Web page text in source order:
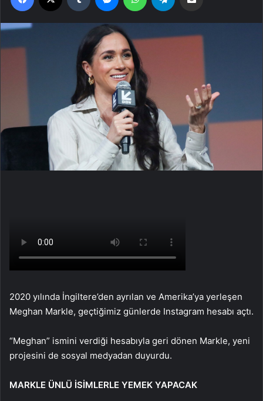
2020 yılında İngiltere’den ayrılan ve Amerika’ya yerleşen
Meghan Markle, geçtiğimiz günlerde Instagram hesabı açtı.
“Meghan” ismini verdiği hesabıyla geri dönen Markle, yeni
projesini de sosyal medyadan duyurdu.
MARKLE ÜNLÜ İSİMLERLE YEMEK YAPACAK